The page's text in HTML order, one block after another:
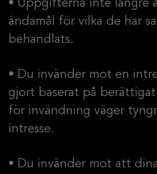
• Uppgifterna inte längre
ändamål för vilka de har
behandlats.
• Du invänder mot en
gjort baserat på
för invändning väger
intresse.
• Du invänder mot att